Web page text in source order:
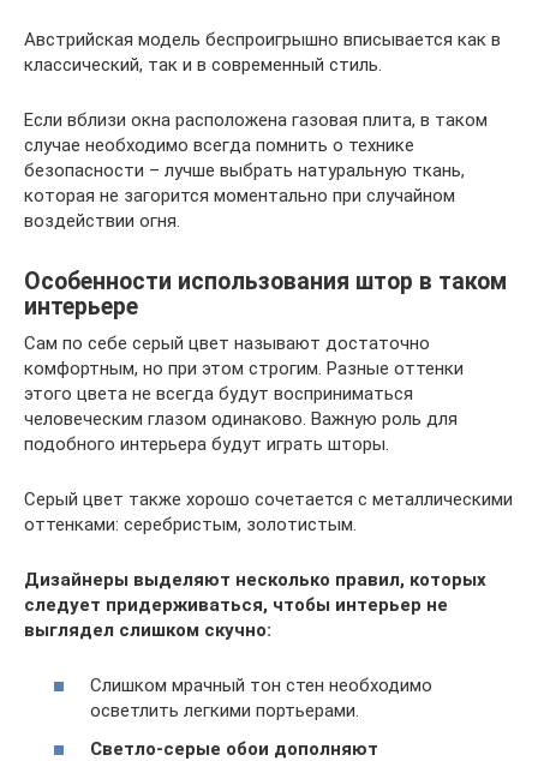
Австрийская модель беспроигрышно вписывается как в
классический, так и в современный стиль.
Если вблизи окна расположена газовая плита, в таком
случае необходимо всегда помнить о технике
безопасности – лучше выбрать натуральную ткань,
которая не загорится моментально при случайном
воздействии огня.
Особенности использования штор в таком
интерьере
Сам по себе серый цвет называют достаточно
комфортным, но при этом строгим. Разные оттенки
этого цвета не всегда будут восприниматься
человеческим глазом одинаково. Важную роль для
подобного интерьера будут играть шторы.
Серый цвет также хорошо сочетается с металлическими
оттенками: серебристым, золотистым.
Дизайнеры выделяют несколько правил, которых
следует придерживаться, чтобы интерьер не
выглядел слишком скучно:
Слишком мрачный тон стен необходимо
осветлить легкими портьерами.
Светло-серые обои дополняют